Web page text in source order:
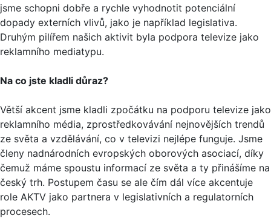
jsme schopni dobře a rychle vyhodnotit potenciální
dopady externích vlivů, jako je například legislativa.
Druhým pilířem našich aktivit byla podpora televize jako
reklamního mediatypu.
Na co jste kladli důraz?
Větší akcent jsme kladli zpočátku na podporu televize jako
reklamního média, zprostředkovávání nejnovějších trendů
ze světa a vzdělávání, co v televizi nejlépe funguje. Jsme
členy nadnárodních evropských oborových asociací, díky
čemuž máme spoustu informací ze světa a ty přinášíme na
český trh. Postupem času se ale čím dál více akcentuje
role AKTV jako partnera v legislativních a regulatorních
procesech.